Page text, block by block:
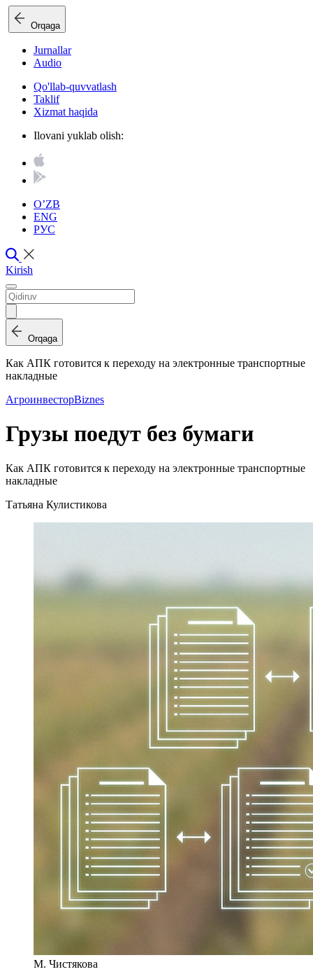
Orqaga
Jurnallar
Audio
Qo'llab-quvvatlash
Taklif
Xizmat haqida
Ilovani yuklab olish:
O’ZB
ENG
РУС
Kirish
Orqaga
Как АПК готовится к переходу на электронные транспортные
накладные
АгроинвесторBiznes
Грузы поедут без бумаги
Как АПК готовится к переходу на электронные транспортные
накладные
Татьяна Кулистикова
М. Чистякова